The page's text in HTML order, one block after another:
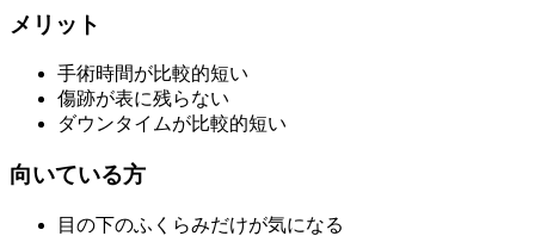
メリット
手術時間が比較的短い
傷跡が表に残らない
ダウンタイムが比較的短い
向いている方
目の下のふくらみだけが気になる